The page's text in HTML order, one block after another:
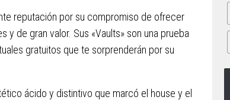
reputación por su compromiso de ofrecer
de gran valor. Sus «Vaults» son una prueba
gratuitos que te sorprenderán por su
ácido y distintivo que marcó el house y el